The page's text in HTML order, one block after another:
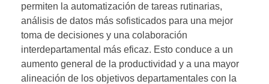
permiten la automatización de tareas rutinarias,
análisis de datos más sofisticados para una mejor
toma de decisiones y una colaboración
interdepartamental más eficaz. Esto conduce a un
aumento general de la productividad y a una mayor
alineación de los objetivos departamentales con la